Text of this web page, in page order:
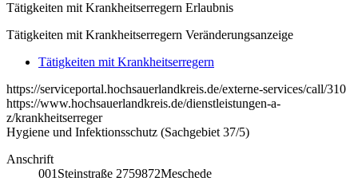
Tätigkeiten mit Krankheitserregern Erlaubnis
Tätigkeiten mit Krankheitserregern Veränderungsanzeige
Tätigkeiten mit Krankheitserregern
https://serviceportal.hochsauerlandkreis.de/externe-services/call/310
https://www.hochsauerlandkreis.de/dienstleistungen-a-
z/krankheitserreger
Hygiene und Infektionsschutz (Sachgebiet 37/5)
Anschrift
001 Steinstraße 2759872Meschede